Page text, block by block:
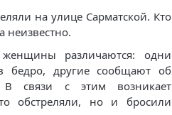
на улице Сарматской. Кто
неизвестно.
различаются: одни
бедро, другие сообщают об
В связи с этим возникает
обстреляли, но и бросили